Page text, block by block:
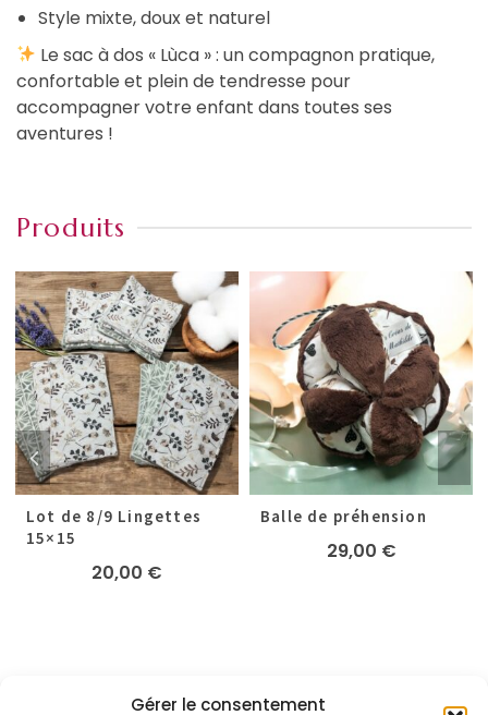
Gérer le consentement
Style mixte, doux et naturel
Le sac à dos « Lùca » : un compagnon pratique,
confortable et plein de tendresse pour
accompagner votre enfant dans toutes ses
aventures !
Produits
Lot de 8/9 Lingettes
15×15
20,00 €
Balle de préhension
29,00 €